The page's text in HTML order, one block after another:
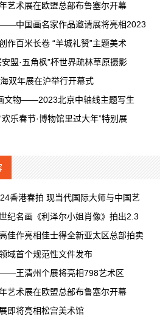
艺术展在欧盟总部布鲁塞尔开幕
中国画名家作品邀请展将亮相2023
作百米长卷 “羊城礼赞”主题美术
安盟·五角枫”杯世界疏林草原摄影
双年展在沪举行开幕式
文物——2023北京中轴线主题写生
欢乐春节·博物馆里过大年”特别展
香港春拍 现当代国际大师与中国艺
纪名画《利泽尔小姐肖像》拍出2.3
佳作亮相佳士得全新亚太区总部拍卖
域首个规范性文件发布
王清州个展将亮相798艺术区
艺术展在欧盟总部布鲁塞尔开幕
即将亮相松宫美术馆